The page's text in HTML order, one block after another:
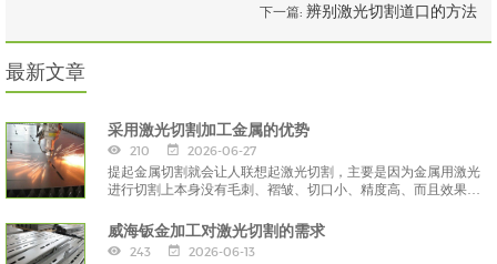
下一篇: 辨别激光切割道口的方法
最新文章
采用激光切割加工金属的优势
210
2026-06-27
提起金属切割就会让人联想起激光切割，主要是因为金属用激光
进行切割上本身没有毛刺、褶皱、切口小、精度高、而且效果比
威海钣金加工对激光切割的需求
243
2026-06-13